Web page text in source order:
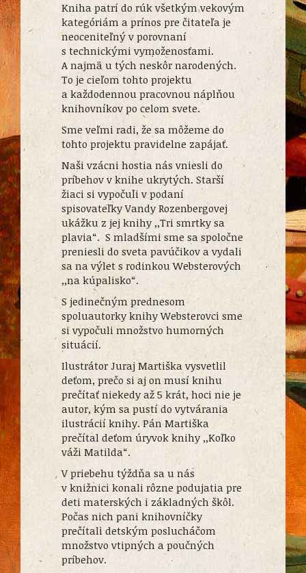
Kniha patrí do rúk všetkým vekovým
kategóriám a prínos pre čitateľa je
neoceniteľný v porovnaní
s technickými vymoženosťami.
A najmä u tých neskôr narodených.
To je cieľom tohto projektu
a každodennou pracovnou náplňou
knihovníkov po celom svete.
Sme veľmi radi, že sa môžeme do
tohto projektu pravidelne zapájať.
Naši vzácni hostia nás vniesli do
príbehov v knihe ukrytých. Starší
žiaci si vypočuli v podaní
spisovateľky Vandy Rozenbergovej
ukážku z jej knihy ,,Tri smrtky sa
plavia“. S mladšími sme sa spoločne
preniesli do sveta pavúčikov a vydali
sa na výlet s rodinkou Websterových
,,na kúpalisko“.
S jedinečným prednesom
spoluautorky knihy Websterovci sme
si vypočuli množstvo humorných
situácií.
Ilustrátor Juraj Martiška vysvetlil
deťom, prečo si aj on musí knihu
prečítať niekedy až 5 krát, hoci nie je
autor, kým sa pustí do vytvárania
ilustrácií knihy. Pán Martiška
prečítal deťom úryvok knihy ,,Koľko
váži Matilda“.
V priebehu týždňa sa u nás
v knižnici konali rôzne podujatia pre
deti materských i základných škôl.
Počas nich pani knihovníčky
prečítali detským poslucháčom
množstvo vtipných a poučných
príbehov.